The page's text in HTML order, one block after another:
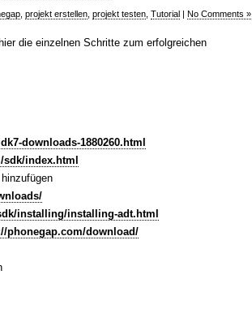
projekt erstellen projekt testen Tutorial | No Comments »
die einzelnen Schritte zum erfolgreichen
downloads-1880260.html
index.html
hinzufügen
installing/installing-adt.html
phonegap.com/download/